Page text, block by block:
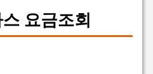
요금조회